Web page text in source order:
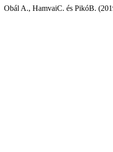
Obál A., HamvaiC. és PikóB.